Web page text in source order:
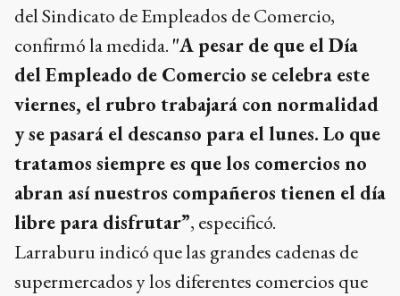
del Sindicato de Empleados de Comercio,
confirmó la medida. "A pesar de que el Día
del Empleado de Comercio se celebra este
viernes, el rubro trabajará con normalidad
y se pasará el descanso para el lunes. Lo que
tratamos siempre es que los comercios no
abran así nuestros compañeros tienen el día
libre para disfrutar”, especificó.
Larraburu indicó que las grandes cadenas de
supermercados y los diferentes comercios que